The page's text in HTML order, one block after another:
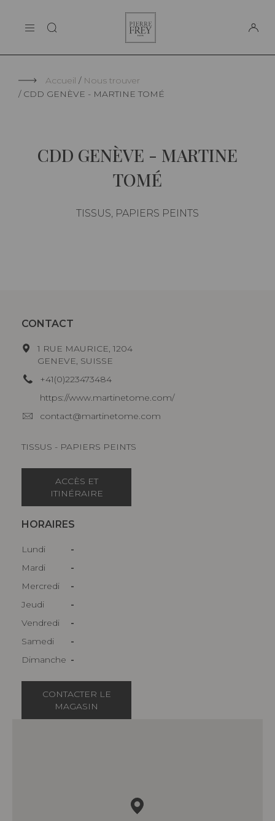
LA MAISON
Frey
Accueil
Nous trouver
CDD GENÈVE - MARTINE TOMÉ
CDD GENÈVE - MARTINE
TOMÉ
TISSUS, PAPIERS PEINTS
CONTACT
1 RUE MAURICE, 1204
GENEVE, SUISSE
+41(0)223473484
https://www.martinetome.com/
contact@martinetome.com
TISSUS - PAPIERS PEINTS
ACCÈS ET
ITINÉRAIRE
HORAIRES
Lundi
-
Mardi
-
Mercredi
-
Jeudi
-
Vendredi
-
Samedi
-
Dimanche -
CONTACTER LE
MAGASIN